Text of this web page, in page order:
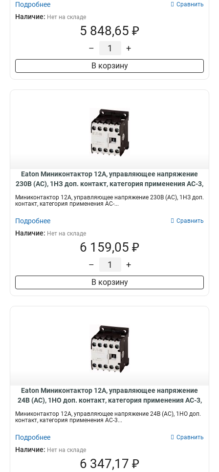
Подробнее Сравнить
Наличие: Нет на складе
5 848,65 ₽
– +
В корзину
Eaton Миниконтактор 12А, управляющее напряжение
230В (AC), 1НЗ доп. контакт, категория применения AC-3,
АС4 DILEM12-01(230V50Hz)
Миниконтактор 12А, управляющее напряжение 230В (AC), 1НЗ доп.
контакт, категория применения AC-...
Подробнее Сравнить
Наличие: Нет на складе
6 159,05 ₽
– +
В корзину
Eaton Миниконтактор 12А, управляющее напряжение
24В (AC), 1НO доп. контакт, категория применения AC-3,
АС4 DILEM12-10(24V50Hz)
Миниконтактор 12А, управляющее напряжение 24В (AC), 1НO доп.
контакт, категория применения AC-3...
Подробнее Сравнить
Наличие: Нет на складе
6 347,17 ₽